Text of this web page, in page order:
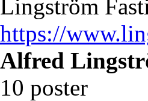
Lingström
https://
Alfred
10 poster